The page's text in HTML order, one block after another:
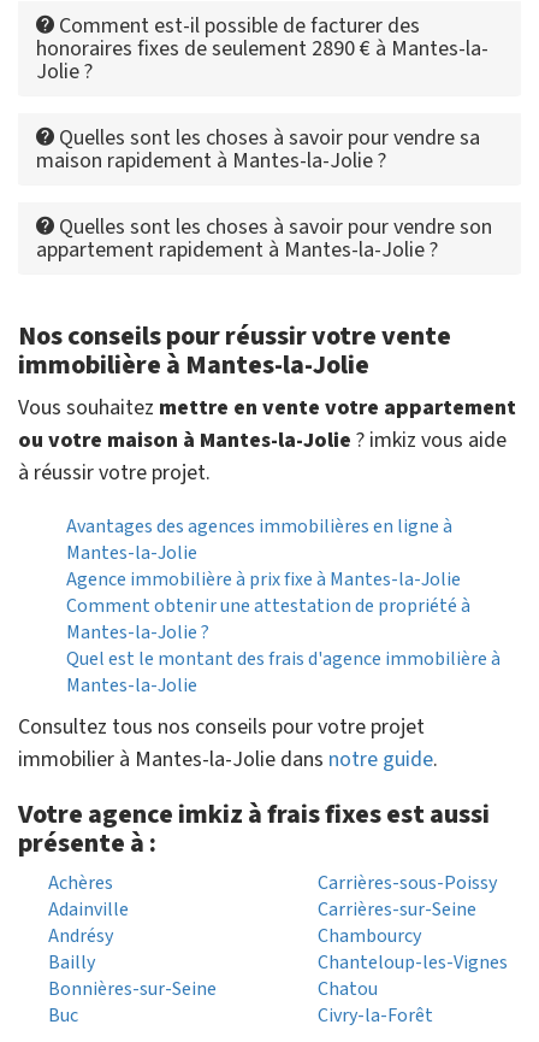
Comment est-il possible de facturer des
honoraires fixes de seulement 2890 € à Mantes-la-
Jolie ?
Quelles sont les choses à savoir pour vendre sa
maison rapidement à Mantes-la-Jolie ?
Quelles sont les choses à savoir pour vendre son
appartement rapidement à Mantes-la-Jolie ?
Nos conseils pour réussir votre vente
immobilière à Mantes-la-Jolie
Vous souhaitez mettre en vente votre appartement
ou votre maison à Mantes-la-Jolie ? imkiz vous aide
à réussir votre projet.
Avantages des agences immobilières en ligne à
Mantes-la-Jolie
Agence immobilière à prix fixe à Mantes-la-Jolie
Comment obtenir une attestation de propriété à
Mantes-la-Jolie ?
Quel est le montant des frais d'agence immobilière à
Mantes-la-Jolie
Consultez tous nos conseils pour votre projet
immobilier à Mantes-la-Jolie dans notre guide.
Votre agence imkiz à frais fixes est aussi
présente à :
Achères
Adainville
Andrésy
Bailly
Bonnières-sur-Seine
Buc
Carrières-sous-Poissy
Carrières-sur-Seine
Chambourcy
Chanteloup-les-Vignes
Chatou
Civry-la-Forêt